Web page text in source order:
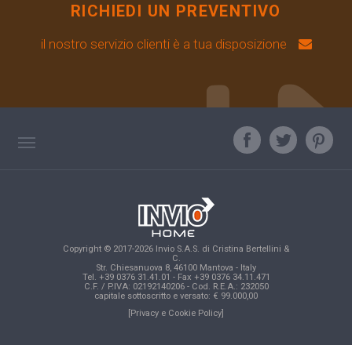
RICHIEDI UN PREVENTIVO
il nostro servizio clienti è a tua disposizione
Copyright © 2017-2026 Invio S.A.S. di Cristina Bertellini &
C.
Str. Chiesanuova 8, 46100 Mantova - Italy
Tel. +39 0376 31.41.01 - Fax +39 0376 34.11.471
C.F. / P.IVA: 02192140206 - Cod. R.E.A.: 232050
capitale sottoscritto e versato: € 99.000,00
[Privacy e Cookie Policy]